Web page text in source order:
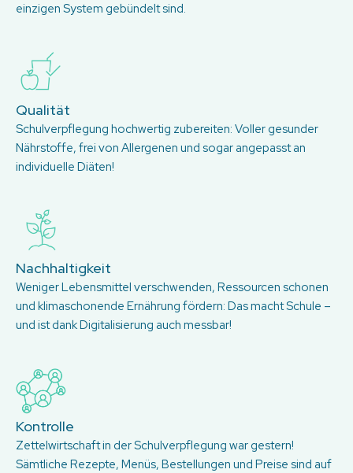
einzigen System gebündelt sind.
Qualität
Schulverpflegung hochwertig zubereiten: Voller gesunder
Nährstoffe, frei von Allergenen und sogar angepasst an
individuelle Diäten!
Nachhaltigkeit
Weniger Lebensmittel verschwenden, Ressourcen schonen
und klimaschonende Ernährung fördern: Das macht Schule –
und ist dank Digitalisierung auch messbar!
Kontrolle
Zettelwirtschaft in der Schulverpflegung war gestern!
Sämtliche Rezepte, Menüs, Bestellungen und Preise sind auf